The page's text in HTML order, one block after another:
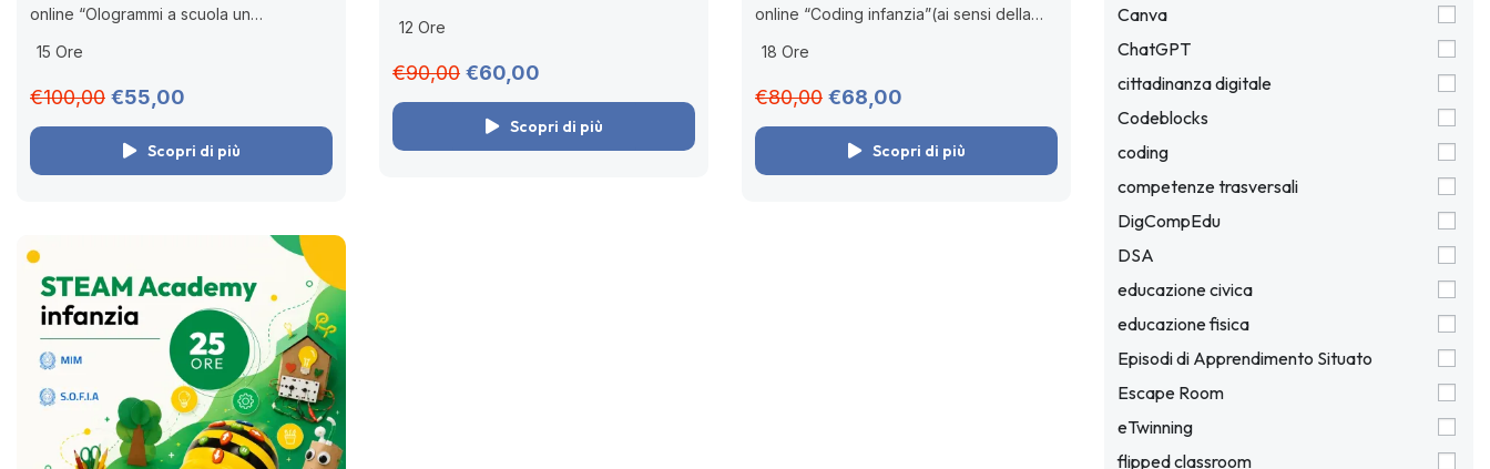
online “Ologrammi a scuola un
sensi della D.M. 170/2016). 🧑🏻‍💻 Corso
online asincrono senza scadenza.
Acquista adesso,...
15 Ore
€100,00 €55,00
Scopri di più
laboratori didattici creativi basati sulla
metodologia learning by doing. 🧑🏻‍💻
Corso online...
12 Ore
€90,00 €60,00
Scopri di più
online “Coding infanzia”(ai sensi della
educativa con Bee-Bot, per sviluppare
pensiero computazionale dai 3 ai 6 anni.
🧑🏻‍💻...
18 Ore
€80,00 €68,00
Scopri di più
Canva
ChatGPT
cittadinanza digitale
Codeblocks
coding
competenze trasversali
DigCompEdu
DSA
educazione civica
educazione fisica
Episodi di Apprendimento Situato
Escape Room
eTwinning
flipped classroom